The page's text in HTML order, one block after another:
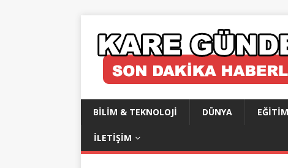
BILIM & TEKNOLOJI DÜNYA EĞITIM
İLETIŞIM